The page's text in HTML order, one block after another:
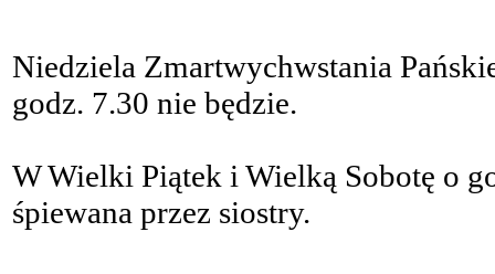
Niedziela Zmartwychwstania
godz. 7.30 nie będzie.
W Wielki Piątek i Wielką Sobotę o
śpiewana przez siostry.